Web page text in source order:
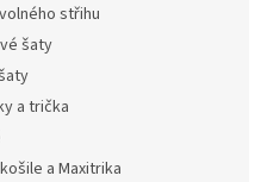
střihu
šaty
a trička
a Maxitrika